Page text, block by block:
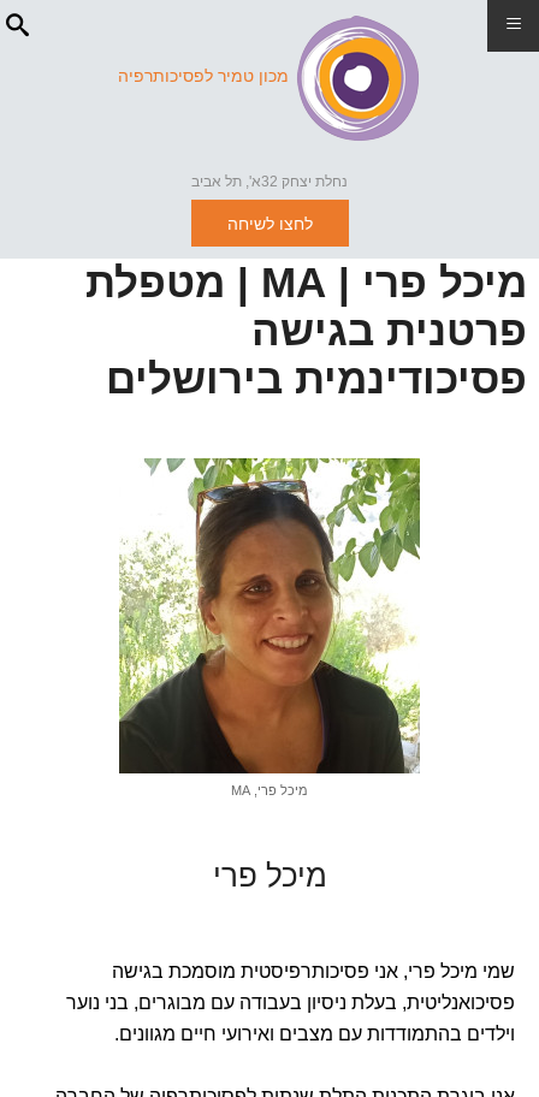
מכון טמיר לפסיכותרפיה
נחלת יצחק 32א', תל אביב
לחצו לשיחה
מיכל פרי | MA | מטפלת
פרטנית בגישה
פסיכודינמית בירושלים
מיכל פרי, MA
מיכל פרי
שמי מיכל פרי, אני פסיכותרפיסטית מוסמכת בגישה
פסיכואנליטית, בעלת ניסיון בעבודה עם מבוגרים, בני נוער
וילדים בהתמודדות עם מצבים ואירועי חיים מגוונים.
≡